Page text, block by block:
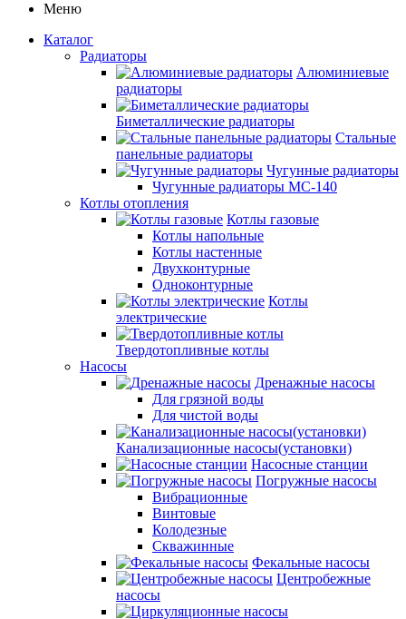
Меню
Каталог
Радиаторы
Алюминиевые
радиаторы
Биметаллические радиаторы
Стальные
панельные радиаторы
Чугунные радиаторы
Чугунные радиаторы МС-140
Котлы отопления
Котлы газовые
Котлы напольные
Котлы настенные
Двухконтурные
Одноконтурные
Котлы
электрические
Твердотопливные котлы
Насосы
Дренажные насосы
Для грязной воды
Для чистой воды
Канализационные насосы(установки)
Насосные станции
Погружные насосы
Вибрационные
Винтовые
Колодезные
Скважинные
Фекальные насосы
Центробежные
насосы